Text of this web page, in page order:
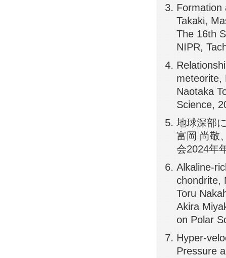
Formation
Takaki,
The 16th
NIPR,
meteorite,
Naotaka
Science,
地球深部
富岡 尚敬
会2024年
Alkaline-
chondrite,
Toru
Akira
on Polar
Hyper-
Pressure